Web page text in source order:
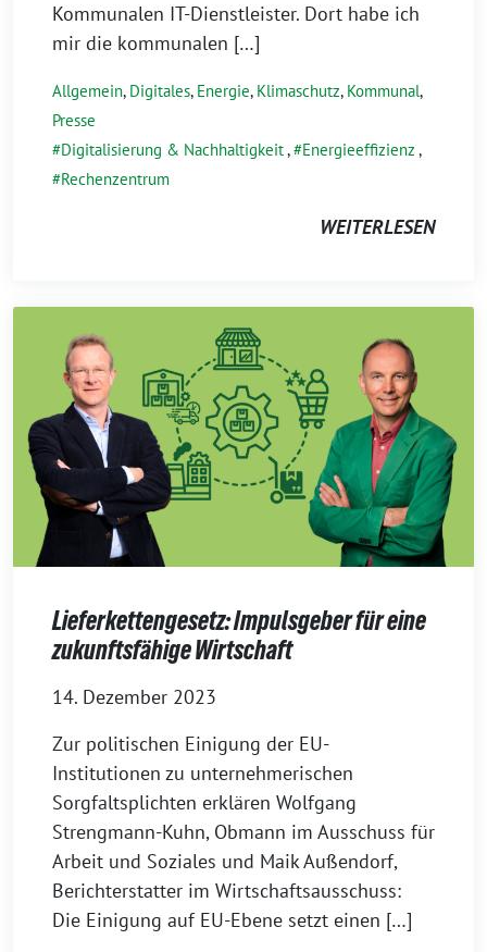
Kommunalen IT-Dienstleister. Dort habe ich
mir die kommunalen […]
Allgemein, Digitales, Energie, Klimaschutz, Kommunal,
Presse
Digitalisierung & Nachhaltigkeit, Energieeffizienz ,
Rechenzentrum
WEITERLESEN
Lieferkettengesetz: Impulsgeber für eine
zukunftsfähige Wirtschaft
14. Dezember 2023
Zur politischen Einigung der EU-
Institutionen zu unternehmerischen
Sorgfaltsplichten erklären Wolfgang
Strengmann-Kuhn, Obmann im Ausschuss für
Arbeit und Soziales und Maik Außendorf,
Berichterstatter im Wirtschaftsausschuss:
Die Einigung auf EU-Ebene setzt einen […]